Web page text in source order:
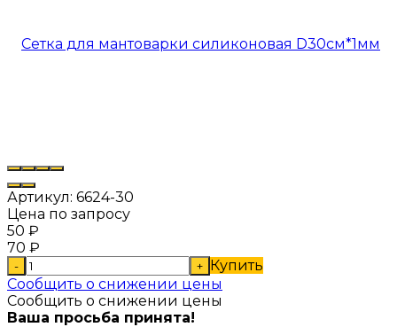
Артикул: 6624-30
Цена по запросу
50 ₽
70 ₽
- + Купить
Сообщить о снижении цены
Сообщить о снижении цены
Ваша просьба принята!